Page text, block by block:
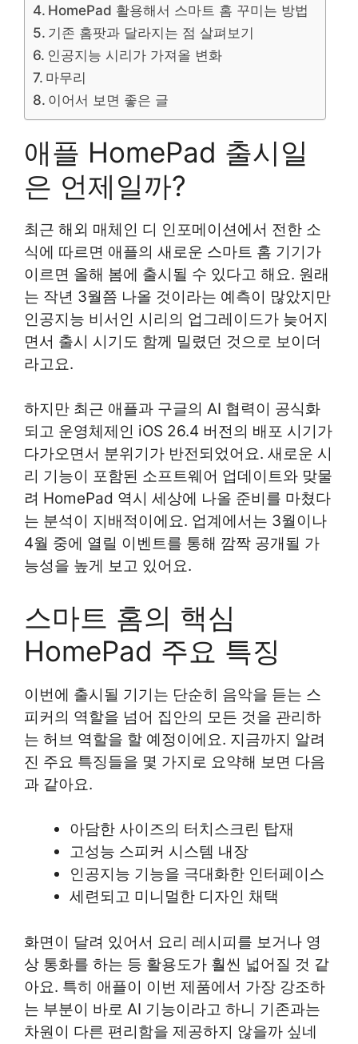
HomePad 활용해서 스마트 홈 꾸미는 방법
기존 홈팟과 달라지는 점 살펴보기
인공지능 시리가 가져올 변화
마무리
이어서 보면 좋은 글
애플 HomePad 출시일
은 언제일까?
최근 해외 매체인 디 인포메이션에서 전한 소
식에 따르면 애플의 새로운 스마트 홈 기기가
이르면 올해 봄에 출시될 수 있다고 해요. 원래
는 작년 3월쯤 나올 것이라는 예측이 많았지만
인공지능 비서인 시리의 업그레이드가 늦어지
면서 출시 시기도 함께 밀렸던 것으로 보이더
라고요.
하지만 최근 애플과 구글의 AI 협력이 공식화
되고 운영체제인 iOS 26.4 버전의 배포 시기가
다가오면서 분위기가 반전되었어요. 새로운 시
리 기능이 포함된 소프트웨어 업데이트와 맞물
려 HomePad 역시 세상에 나올 준비를 마쳤다
는 분석이 지배적이에요. 업계에서는 3월이나
4월 중에 열릴 이벤트를 통해 깜짝 공개될 가
능성을 높게 보고 있어요.
스마트 홈의 핵심
HomePad 주요 특징
이번에 출시될 기기는 단순히 음악을 듣는 스
피커의 역할을 넘어 집안의 모든 것을 관리하
는 허브 역할을 할 예정이에요. 지금까지 알려
진 주요 특징들을 몇 가지로 요약해 보면 다음
과 같아요.
아담한 사이즈의 터치스크린 탑재
고성능 스피커 시스템 내장
인공지능 기능을 극대화한 인터페이스
세련되고 미니멀한 디자인 채택
화면이 달려 있어서 요리 레시피를 보거나 영
상 통화를 하는 등 활용도가 훨씬 넓어질 것 같
아요. 특히 애플이 이번 제품에서 가장 강조하
는 부분이 바로 AI 기능이라고 하니 기존과는
차원이 다른 편리함을 제공하지 않을까 싶네